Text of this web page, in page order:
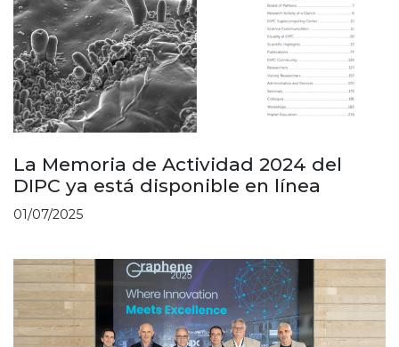
La Memoria de Actividad 2024 del
DIPC ya está disponible en línea
01/07/2025